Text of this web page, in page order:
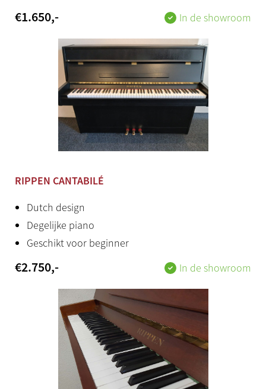
€1.650,- In de showroom
RIPPEN CANTABILÉ
Dutch design
Degelijke piano
Geschikt voor beginner
€2.750,- In de showroom